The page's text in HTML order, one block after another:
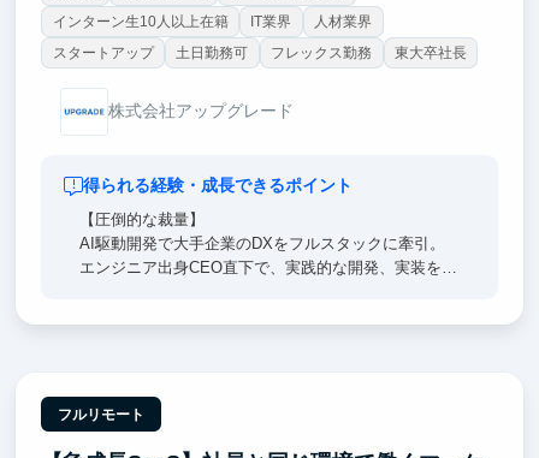
インターン生10人以上在籍
IT業界
人材業界
スタートアップ
土日勤務可 フレックス勤務 東大卒社長
株式会社アップグレード
得られる経験・成長できるポイント
【圧倒的な裁量】
AI駆動開発で大手企業のDXをフルスタックに牽引。
エンジニア出身CEO直下で、実践的な開発、実装を通
経営陣のすぐ隣で、超一流の意思決定プロセスを肌で
感じつつ直接吸収できます。日々のフィードバックを
フルリモート